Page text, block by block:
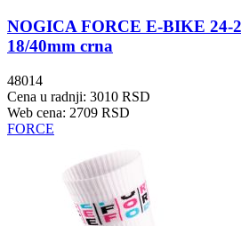
NOGICA FORCE E-BIKE 24-
18/40mm crna
48014
Cena u radnji: 3010 RSD
Web cena: 2709 RSD
FORCE